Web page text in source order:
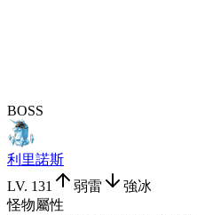
BOSS
利里諾斯
LV. 131 弱雷
強冰
怪物屬性